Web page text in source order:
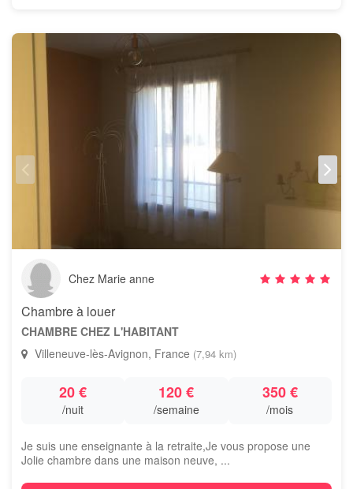
Chez Marie anne
Chambre à louer
CHAMBRE CHEZ L'HABITANT
Villeneuve-lès-Avignon, France (7,94 km)
20 €
/nuit
120 €
/semaine
350 €
/mois
Je suis une enseignante à la retraite,Je vous propose une
Jolie chambre dans une maison neuve, ...